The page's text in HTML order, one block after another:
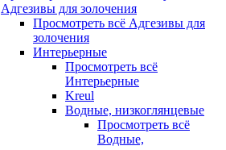
Адгезивы для золочения
Просмотреть всё Адгезивы для
золочения
Интерьерные
Просмотреть всё
Интерьерные
Kreul
Водные, низкоглянцевые
Просмотреть всё
Водные,